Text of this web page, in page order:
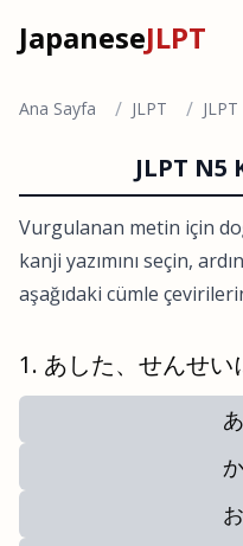
JapaneseJLPT
Ana Sayfa / JLPT /
JLPT
Vurgulanan metin için
kanji yazımını seçin,
aşağıdaki cümle
あした、せんせい